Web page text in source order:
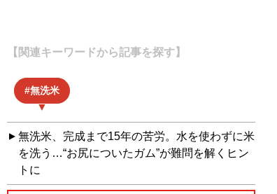
【関連キーワードから記事を探す】
無洗米
無洗米、完成まで15年の苦労。水を使わずに米
を洗う…“お尻についたガム”が難問を解くヒン
トに